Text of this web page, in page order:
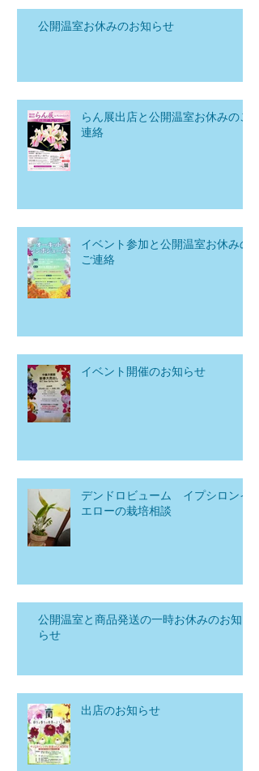
公開温室お休みのお知らせ
らん展出店と公開温室お休みのご
連絡
イベント参加と公開温室お休みの
ご連絡
イベント開催のお知らせ
デンドロビューム イプシロンイ
エローの栽培相談
公開温室と商品発送の一時お休みのお知
らせ
出店のお知らせ